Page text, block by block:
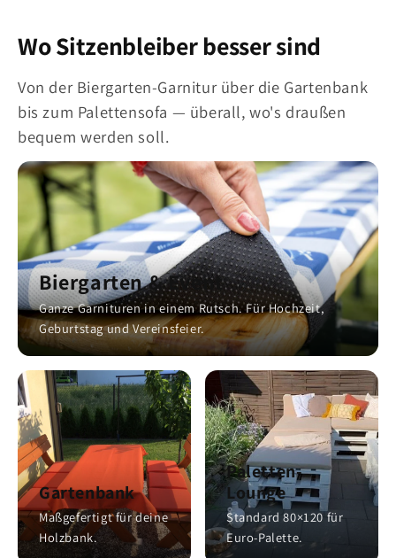
Wo Sitzenbleiber besser sind
Von der Biergarten-Garnitur über die Gartenbank
bis zum Palettensofa — überall, wo's draußen
bequem werden soll.
Biergarten & Event
Ganze Garnituren in einem Rutsch. Für Hochzeit,
Geburtstag und Vereinsfeier.
Gartenbank
Maßgefertigt für deine
Holzbank.
Paletten-
Lounge
Standard 80×120 für
Euro-Palette.